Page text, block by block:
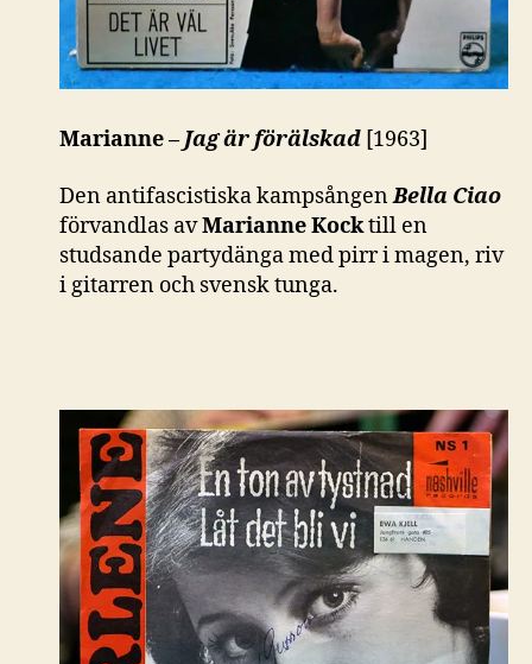
Marianne – Jag är förälskad [1963]
Den antifascistiska kampsångenBella Ciao
förvandlas avMarianne Kocktill en
studsande partydänga med pirr i magen, riv
i gitarren och svensk tunga.